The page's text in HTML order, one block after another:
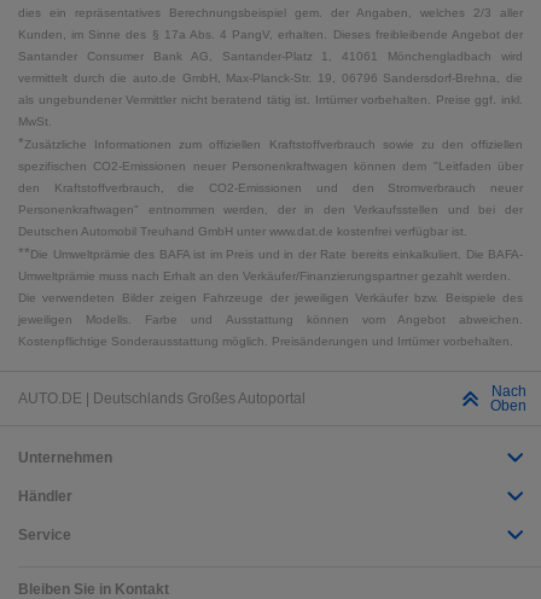
dies ein repräsentatives Berechnungsbeispiel gem. der Angaben, welches 2/3 aller
Kunden, im Sinne des § 17a Abs. 4 PangV, erhalten. Dieses freibleibende Angebot der
Santander Consumer Bank AG, Santander-Platz 1, 41061 Mönchengladbach wird
vermittelt durch die auto.de GmbH, Max-Planck-Str. 19, 06796 Sandersdorf-Brehna, die
als ungebundener Vermittler nicht beratend tätig ist. Irrtümer vorbehalten. Preise ggf. inkl.
MwSt.
*Zusätzliche Informationen zum offiziellen Kraftstoffverbrauch sowie zu den offiziellen
spezifischen CO2-Emissionen neuer Personenkraftwagen können dem "Leitfaden über
den Kraftstoffverbrauch, die CO2-Emissionen und den Stromverbrauch neuer
Personenkraftwagen" entnommen werden, der in den Verkaufsstellen und bei der
Deutschen Automobil Treuhand GmbH unter www.dat.de kostenfrei verfügbar ist.
**Die Umweltprämie des BAFA ist im Preis und in der Rate bereits einkalkuliert. Die BAFA-
Umweltprämie muss nach Erhalt an den Verkäufer/Finanzierungspartner gezahlt werden.
Die verwendeten Bilder zeigen Fahrzeuge der jeweiligen Verkäufer bzw. Beispiele des
jeweiligen Modells. Farbe und Ausstattung können vom Angebot abweichen.
Kostenpflichtige Sonderausstattung möglich. Preisänderungen und Irrtümer vorbehalten.
AUTO.DE | Deutschlands Großes Autoportal
Nach
Oben
Unternehmen
Händler
Service
Bleiben Sie in Kontakt